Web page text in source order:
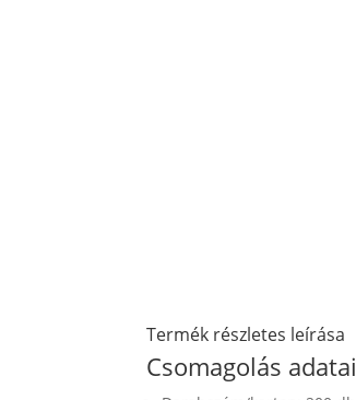
Termék részletes leírása
Csomagolás adatai